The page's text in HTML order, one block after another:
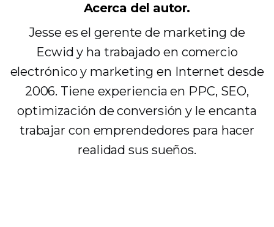
Acerca del autor.
Jesse es el gerente de marketing de
Ecwid y ha trabajado en comercio
electrónico y marketing en Internet desde
2006. Tiene experiencia en PPC, SEO,
optimización de conversión y le encanta
trabajar con emprendedores para hacer
realidad sus sueños.